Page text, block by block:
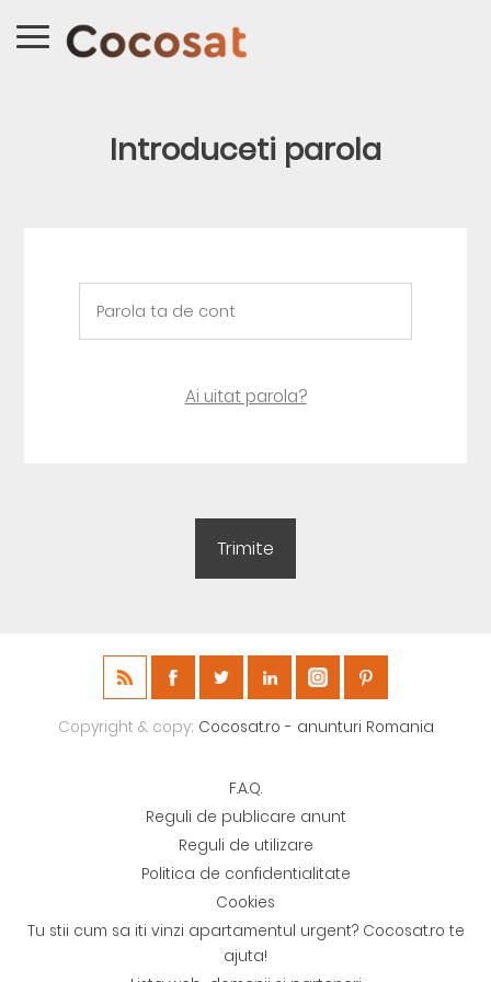
Introduceti parola
Ai uitat parola?
Copyright & copy; Cocosat.ro - anunturi Romania
F.A.Q.
Reguli de publicare anunt
Reguli de utilizare
Politica de confidentialitate
Cookies
Tu stii cum sa iti vinzi apartamentul urgent? Cocosat.ro te
ajuta!